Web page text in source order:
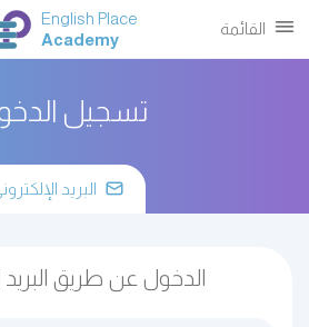
القائمة
English Place
Academy
تسجيل
البريد
الدخول عن طريق البريد